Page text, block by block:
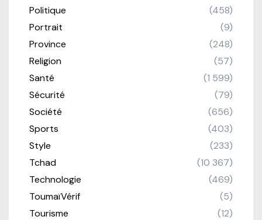
Politique
(458)
Portrait
(9)
Province
(248)
Religion
(57)
Santé
(1 599)
Sécurité
(79)
Société
(656)
Sports
(403)
Style
(233)
Tchad
(10 367)
Technologie
(469)
ToumaïVérif
(5)
Tourisme
(12)